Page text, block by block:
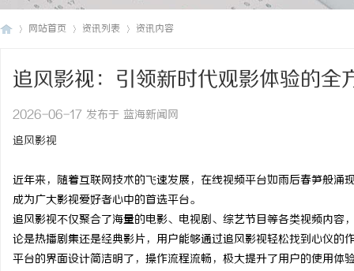
网站首页 资讯列表 资讯内容
追风影视：引领新时代观影体验的全
2026-06-17 发布于 蓝海新闻网
追风影视
近年来，随着互联网技术的飞速发展，在线视频平台如雨后春笋般
成为广大影视爱好者心中的首选平台。
追风影视不仅聚合了海量的电影、电视剧、综艺节目等各类视频内
论是热播剧集还是经典影片，用户能够通过追风影视轻松找到心仪的
平台的界面设计简洁明了，操作流程流畅，极大提升了用户的使用